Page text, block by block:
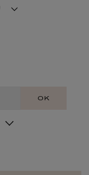
OK